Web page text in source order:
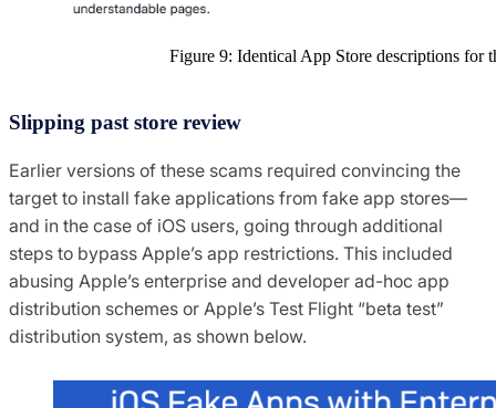
Figure 9: Identical App Store descriptions for
Slipping past store review
Earlier versions of these scams required convincing the
target to install fake applications from fake app stores—
and in the case of iOS users, going through additional
steps to bypass Apple’s app restrictions. This included
abusing Apple’s enterprise and developer ad-hoc app
distribution schemes or Apple’s Test Flight “beta test”
distribution system, as shown below.